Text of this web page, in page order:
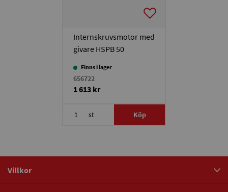
Internskruvsmotor med
givare HSPB 50
Finns i lager
656722
1 613 kr
st Köp
Villkor